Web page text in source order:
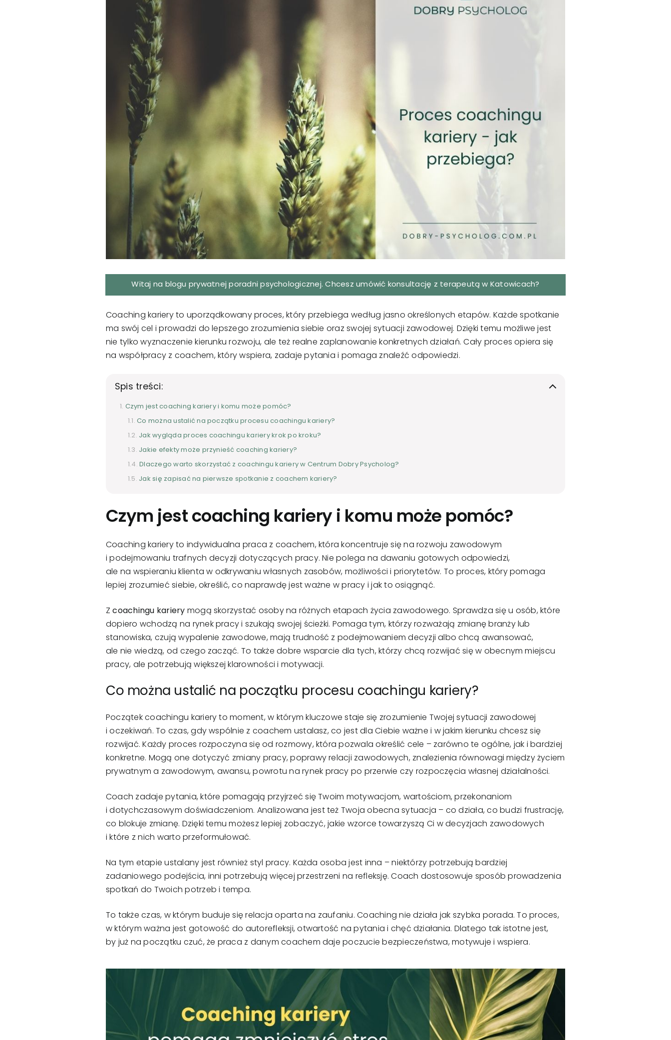
Witaj na blogu prywatnej poradni psychologicznej. Chcesz umówić konsultację z terapeutą w Katowicach?
Coaching kariery to uporządkowany proces, który przebiega według jasno określonych etapów. Każde spotkanie
ma swój cel i prowadzi do lepszego zrozumienia siebie oraz swojej sytuacji zawodowej. Dzięki temu możliwe jest
nie tylko wyznaczenie kierunku rozwoju, ale też realne zaplanowanie konkretnych działań. Cały proces opiera się
na współpracy z coachem, który wspiera, zadaje pytania i pomaga znaleźć odpowiedzi.
Spis treści:
Czym jest coaching kariery i komu może pomóc?
Co można ustalić na początku procesu coachingu kariery?
Jak wygląda proces coachingu kariery krok po kroku?
Jakie efekty może przynieść coaching kariery?
Dlaczego warto skorzystać z coachingu kariery w Centrum Dobry Psycholog?
Jak się zapisać na pierwsze spotkanie z coachem kariery?
Czym jest coaching kariery i komu może pomóc?
Coaching kariery to indywidualna praca z coachem, która koncentruje się na rozwoju zawodowym
i podejmowaniu trafnych decyzji dotyczących pracy. Nie polega na dawaniu gotowych odpowiedzi,
ale na wspieraniu klienta w odkrywaniu własnych zasobów, możliwości i priorytetów. To proces, który pomaga
lepiej zrozumieć siebie, określić, co naprawdę jest ważne w pracy i jak to osiągnąć.
Zcoachingu kariery mogą skorzystać osoby na różnych etapach życia zawodowego. Sprawdza się u osób, które
dopiero wchodzą na rynek pracy i szukają swojej ścieżki. Pomaga tym, którzy rozważają zmianę branży lub
stanowiska, czują wypalenie zawodowe, mają trudność z podejmowaniem decyzji albo chcą awansować,
ale nie wiedzą, od czego zacząć. To także dobre wsparcie dla tych, którzy chcą rozwijać się w obecnym miejscu
pracy, ale potrzebują większej klarowności i motywacji.
Co można ustalić na początku procesu coachingu kariery?
Początek coachingu kariery to moment, w którym kluczowe staje się zrozumienie Twojej sytuacji zawodowej
i oczekiwań. To czas, gdy wspólnie z coachem ustalasz, co jest dla Ciebie ważne i w jakim kierunku chcesz się
rozwijać. Każdy proces rozpoczyna się od rozmowy, która pozwala określić cele – zarówno te ogólne, jak i bardziej
konkretne. Mogą one dotyczyć zmiany pracy, poprawy relacji zawodowych, znalezienia równowagi między życiem
prywatnym a zawodowym, awansu, powrotu na rynek pracy po przerwie czy rozpoczęcia własnej działalności.
Coach zadaje pytania, które pomagają przyjrzeć się Twoim motywacjom, wartościom, przekonaniom
i dotychczasowym doświadczeniom. Analizowana jest też Twoja obecna sytuacja – co działa, co budzi frustrację,
co blokuje zmianę. Dzięki temu możesz lepiej zobaczyć, jakie wzorce towarzyszą Ci w decyzjach zawodowych
i które z nich warto przeformułować.
Na tym etapie ustalany jest również styl pracy. Każda osoba jest inna – niektórzy potrzebują bardziej
zadaniowego podejścia, inni potrzebują więcej przestrzeni na refleksję. Coach dostosowuje sposób prowadzenia
spotkań do Twoich potrzeb i tempa.
To także czas, w którym buduje się relacja oparta na zaufaniu. Coaching nie działa jak szybka porada. To proces,
w którym ważna jest gotowość do autorefleksji, otwartość na pytania i chęć działania. Dlatego tak istotne jest,
by już na początku czuć, że praca z danym coachem daje poczucie bezpieczeństwa, motywuje i wspiera.